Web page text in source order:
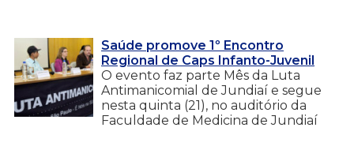
Saúde promove 1º Encontro
Regional de Caps Infanto-Juvenil
O evento faz parte Mês da Luta
Antimanicomial de Jundiaí e segue
nesta quinta (21), no auditório da
Faculdade de Medicina de Jundiaí